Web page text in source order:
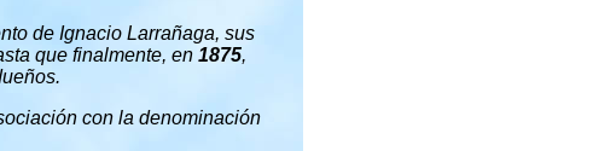
de Ignacio Larrañaga, sus
que finalmente, en 1875,
con la denominación